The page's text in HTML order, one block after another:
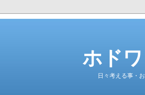
ホド
日々考える事・